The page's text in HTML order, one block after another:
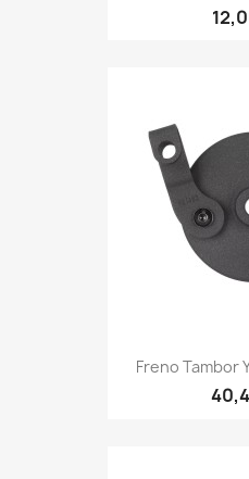
Freno Tambor